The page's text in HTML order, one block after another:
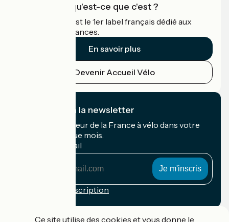
Accueil Vélo qu'est-ce que c'est ?
Accueil Vélo c'est le 1er label français dédié aux
cyclistes en vacances.
En savoir plus
Devenir Accueil Vélo
Je m'abonne à la newsletter
Recevez le meilleur de la France à vélo dans votre
boîte mail chaque mois.
Mon adresse mail
Conditions d'inscription
Ce site utilise des cookies et vous donne le